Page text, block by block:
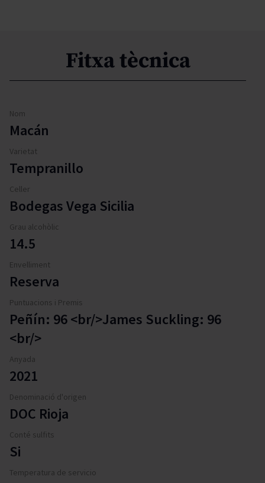
Fitxa tècnica
Nom
Macán
Varietat
Tempranillo
Celler
Bodegas Vega Sicilia
Grau alcohòlic
14.5
Envelliment
Reserva
Puntuacions i Premis
Peñín: 96 <br/>James Suckling: 96
<br/>
Anyada
2021
Denominació d'origen
DOC Rioja
Conté sulfits
Si
Temperatura de servicio